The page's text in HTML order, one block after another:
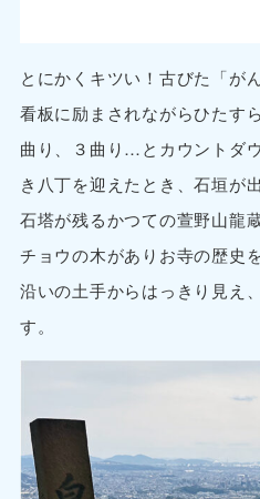
とにかくキツい！古びた「
看板に励まされながらひたす
曲り、３曲り…とカウントダ
き八丁を迎えたとき、石垣が
石塔が残るかつての萱野山龍
チョウの木がありお寺の歴史
沿いの土手からはっきり見え
す。